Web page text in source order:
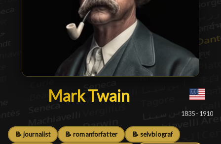
Mark Twain
Mark Twain
1835 - 1910
📝 journalist 📝 romanforfatter 📝 selvbiograf